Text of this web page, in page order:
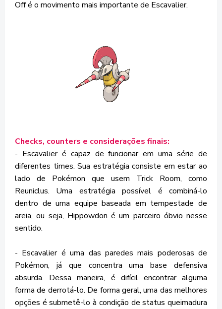
Off é o movimento mais importante de Escavalier.
Checks, counters e considerações finais:
- Escavalier é capaz de funcionar em uma série de
diferentes times. Sua estratégia consiste em estar ao
lado de Pokémon que usem Trick Room, como
Reuniclus. Uma estratégia possível é combiná-lo
dentro de uma equipe baseada em tempestade de
areia, ou seja, Hippowdon é um parceiro óbvio nesse
sentido.
- Escavalier é uma das paredes mais poderosas de
Pokémon, já que concentra uma base defensiva
absurda. Dessa maneira, é difícil encontrar alguma
forma de derrotá-lo. De forma geral, uma das melhores
opções é submetê-lo à condição de status queimadura